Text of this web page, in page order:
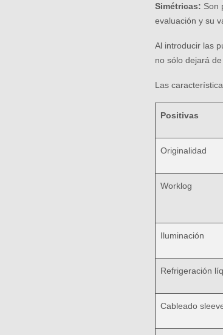
Simétricas: Son
evaluación y su
Al introducir las
no sólo dejará
Las
Positivas
Originalidad
Worklog
Iluminación
Refrigeración
Cableado